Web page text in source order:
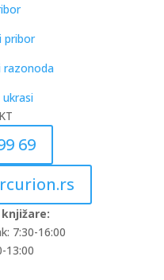
pribor
razonoda
69
7:30-16:00
13:00